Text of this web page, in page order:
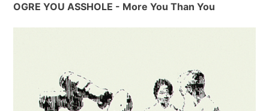
OGRE YOU ASSHOLE - More You Than You